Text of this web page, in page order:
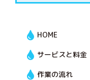
HOME
サービスと料金
作業の流れ